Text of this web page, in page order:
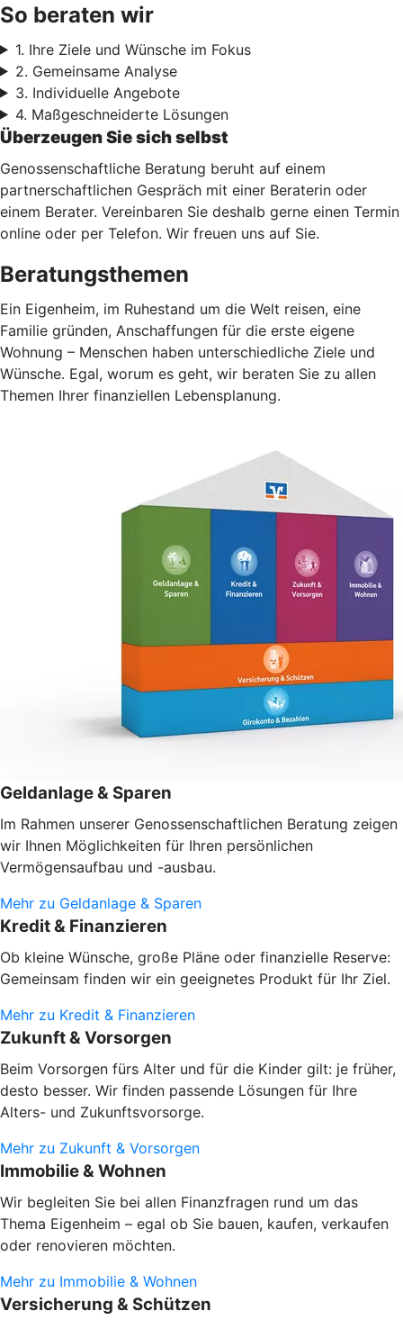
So beraten wir
1. Ihre Ziele und Wünsche im Fokus
2. Gemeinsame Analyse
3. Individuelle Angebote
4. Maßgeschneiderte Lösungen
Überzeugen Sie sich selbst
Genossenschaftliche Beratung beruht auf einem
partnerschaftlichen Gespräch mit einer Beraterin oder
einem Berater. Vereinbaren Sie deshalb gerne einen Termin
online oder per Telefon. Wir freuen uns auf Sie.
Beratungsthemen
Ein Eigenheim, im Ruhestand um die Welt reisen, eine
Familie gründen, Anschaffungen für die erste eigene
Wohnung – Menschen haben unterschiedliche Ziele und
Wünsche. Egal, worum es geht, wir beraten Sie zu allen
Themen Ihrer finanziellen Lebensplanung.
Geldanlage & Sparen
Im Rahmen unserer Genossenschaftlichen Beratung zeigen
wir Ihnen Möglichkeiten für Ihren persönlichen
Vermögensaufbau und -ausbau.
Mehr zu Geldanlage & Sparen
Kredit & Finanzieren
Ob kleine Wünsche, große Pläne oder finanzielle Reserve:
Gemeinsam finden wir ein geeignetes Produkt für Ihr Ziel.
Mehr zu Kredit & Finanzieren
Zukunft & Vorsorgen
Beim Vorsorgen fürs Alter und für die Kinder gilt: je früher,
desto besser. Wir finden passende Lösungen für Ihre
Alters- und Zukunftsvorsorge.
Mehr zu Zukunft & Vorsorgen
Immobilie & Wohnen
Wir begleiten Sie bei allen Finanzfragen rund um das
Thema Eigenheim – egal ob Sie bauen, kaufen, verkaufen
oder renovieren möchten.
Mehr zu Immobilie & Wohnen
Versicherung & Schützen